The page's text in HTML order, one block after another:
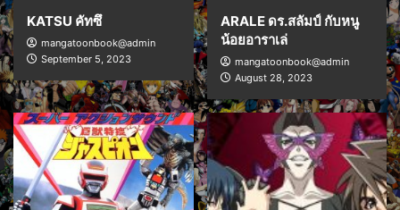
KATSU คัทซึ
mangatoonbook@admin
September 5, 2023
ARALE ดร.สลัมป์ กับหนู
น้อยอาราเล่
mangatoonbook@admin
August 28, 2023